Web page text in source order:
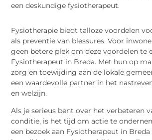
een deskundige fysiotherapeut.
Fysiotherapie biedt talloze voordelen
als preventie van blessures. Voor
geen betere plek om deze voordelen te
Fysiotherapeut in Breda. Met hun op
zorg en toewijding aan de lokale
een waardevolle partner in het
en welzijn.
Als je serieus bent over het verbeteren
conditie, is het tijd om actie te
een bezoek aan Fysiotherapeut in